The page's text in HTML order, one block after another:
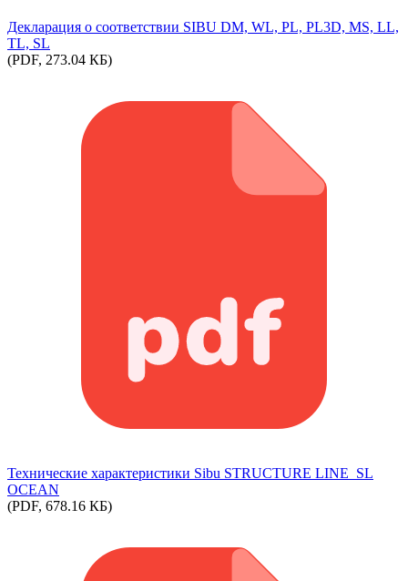
Декларация о соответствии SIBU DM, WL, PL, PL3D, MS, LL,
TL, SL
(PDF, 273.04 КБ)
Технические характеристики Sibu STRUCTURE LINE_SL
OCEAN
(PDF, 678.16 КБ)